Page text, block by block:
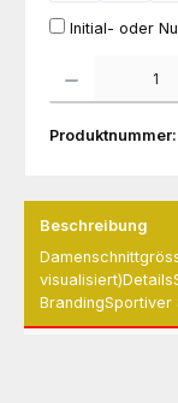
Initial- oder
Produktnummer:
Beschreibung